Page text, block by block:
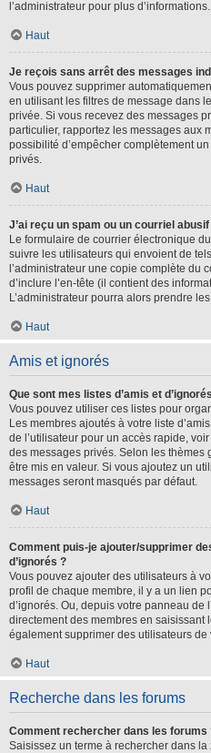
l’administrateur pour plus d’informations.
Haut
Je reçois sans arrêt des messages
Vous pouvez supprimer
en utilisant les filtres de message dans
privée. Si vous recevez des messages
particulier, rapportez les messages aux
possibilité d’empêcher complètement
privés.
Haut
J’ai reçu un spam ou un courriel
Le formulaire de courrier électronique
suivre les utilisateurs qui envoient de
l’administrateur une copie complète du
d’inclure l’en-tête (il contient des
L’administrateur pourra alors prendre
Haut
Amis et ignorés
Que sont mes listes d’amis et
Vous pouvez utiliser ces listes pour
Les membres ajoutés à votre liste
de l’utilisateur pour un accès rapide,
des messages privés. Selon les
être mis en valeur. Si vous ajoutez un
messages seront masqués par défaut.
Haut
Comment puis-je ajouter/supprimer
d’ignorés ?
Vous pouvez ajouter des utilisateurs à
profil de chaque membre, il y a un lien
d’ignorés. Ou, depuis votre panneau de
directement des membres en saisissant
également supprimer des utilisateurs
Haut
Recherche dans les forums
Comment rechercher dans les forums
Saisissez un terme à rechercher dans